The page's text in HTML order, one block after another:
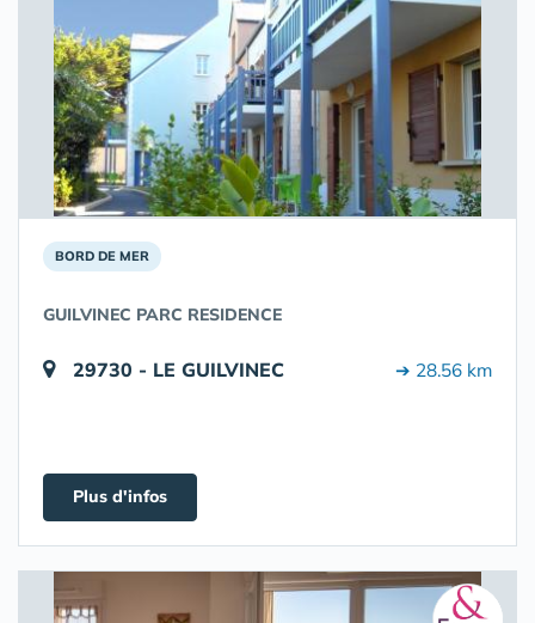
BORD DE MER
GUILVINEC PARC RESIDENCE
29730 - LE GUILVINEC ➔ 28.56 km
Plus d'infos